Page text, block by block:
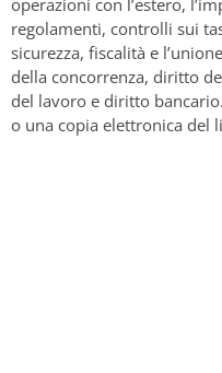
operazioni con l’estero,
regolamenti, controlli sui
sicurezza, fiscalità e
della concorrenza, diritto
del lavoro e diritto
o una copia elettronica del